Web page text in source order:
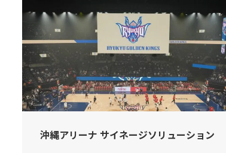
沖縄アリーナ サイネージソリューション